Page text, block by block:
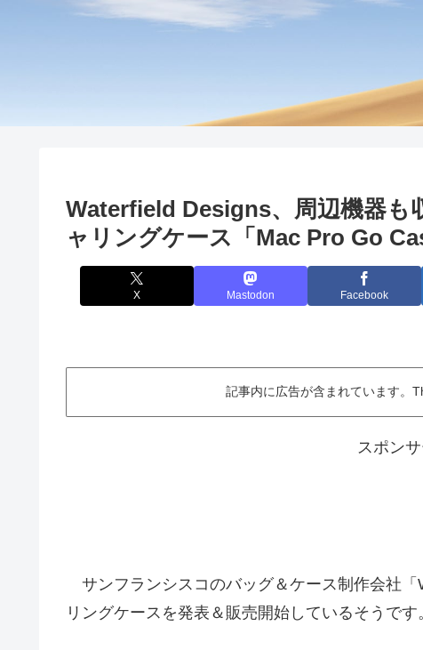
Waterfield Designs、周辺機器も
ャリングケース「Mac Pro Go
X Mastodon Facebook
記事内に広告が含まれています。
スポン
サンフランシスコのバッグ＆ケース制作会社
リングケースを発表＆販売開始しているそうです